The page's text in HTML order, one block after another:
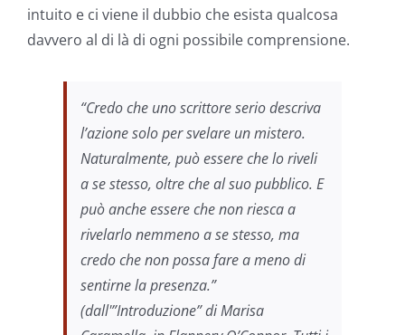
intuito e ci viene il dubbio che esista qualcosa
davvero al di là di ogni possibile comprensione.
“Credo che uno scrittore serio descriva
l’azione solo per svelare un mistero.
Naturalmente, può essere che lo riveli
a se stesso, oltre che al suo pubblico. E
può anche essere che non riesca a
rivelarlo nemmeno a se stesso, ma
credo che non possa fare a meno di
sentirne la presenza.”
(dall'”Introduzione” di Marisa